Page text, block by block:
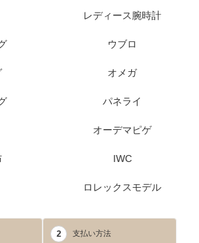
レディース腕時計
ウブロ
オメガ
パネライ
オーデマピゲ
IWC
ロレックスモデル
2 支払い方法